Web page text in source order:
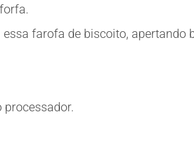
farofa de biscoito, apertando
processador.